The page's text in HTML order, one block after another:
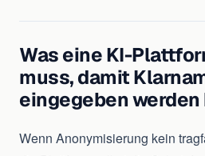
Was eine KI-
muss, damit
eingegeben werden
Wenn Anonymisierung kein